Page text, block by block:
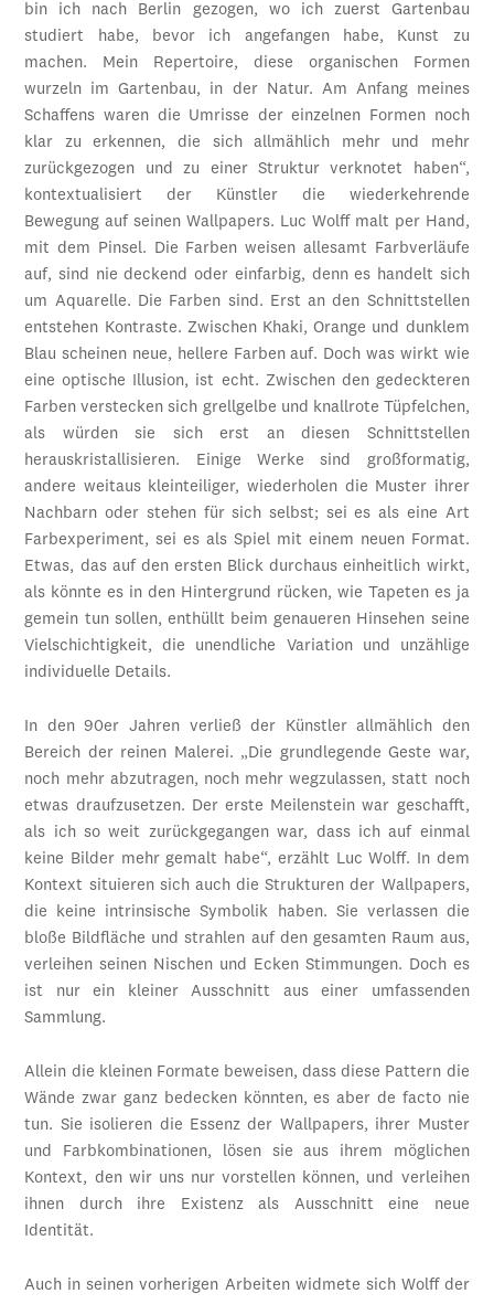
bin ich nach Berlin gezogen, wo ich zuerst Gartenbau
studiert habe, bevor ich angefangen habe, Kunst zu
machen. Mein Repertoire, diese organischen Formen
wurzeln im Gartenbau, in der Natur. Am Anfang meines
Schaffens waren die Umrisse der einzelnen Formen noch
klar zu erkennen, die sich allmählich mehr und mehr
zurückgezogen und zu einer Struktur verknotet haben“,
kontextualisiert der Künstler die wiederkehrende
Bewegung auf seinen Wallpapers. Luc Wolff malt per Hand,
mit dem Pinsel. Die Farben weisen allesamt Farbverläufe
auf, sind nie deckend oder einfarbig, denn es handelt sich
um Aquarelle. Die Farben sind. Erst an den Schnittstellen
entstehen Kontraste. Zwischen Khaki, Orange und dunklem
Blau scheinen neue, hellere Farben auf. Doch was wirkt wie
eine optische Illusion, ist echt. Zwischen den gedeckteren
Farben verstecken sich grellgelbe und knallrote Tüpfelchen,
als würden sie sich erst an diesen Schnittstellen
herauskristallisieren. Einige Werke sind großformatig,
andere weitaus kleinteiliger, wiederholen die Muster ihrer
Nachbarn oder stehen für sich selbst; sei es als eine Art
Farbexperiment, sei es als Spiel mit einem neuen Format.
Etwas, das auf den ersten Blick durchaus einheitlich wirkt,
als könnte es in den Hintergrund rücken, wie Tapeten es ja
gemein tun sollen, enthüllt beim genaueren Hinsehen seine
Vielschichtigkeit, die unendliche Variation und unzählige
individuelle Details.
In den 90er Jahren verließ der Künstler allmählich den
Bereich der reinen Malerei. „Die grundlegende Geste war,
noch mehr abzutragen, noch mehr wegzulassen, statt noch
etwas draufzusetzen. Der erste Meilenstein war geschafft,
als ich so weit zurückgegangen war, dass ich auf einmal
keine Bilder mehr gemalt habe“, erzählt Luc Wolff. In dem
Kontext situieren sich auch die Strukturen der Wallpapers,
die keine intrinsische Symbolik haben. Sie verlassen die
bloße Bildfläche und strahlen auf den gesamten Raum aus,
verleihen seinen Nischen und Ecken Stimmungen. Doch es
ist nur ein kleiner Ausschnitt aus einer umfassenden
Sammlung.
Allein die kleinen Formate beweisen, dass diese Pattern die
Wände zwar ganz bedecken könnten, es aber de facto nie
tun. Sie isolieren die Essenz der Wallpapers, ihrer Muster
und Farbkombinationen, lösen sie aus ihrem möglichen
Kontext, den wir uns nur vorstellen können, und verleihen
ihnen durch ihre Existenz als Ausschnitt eine neue
Identität.
Auch in seinen vorherigen Arbeiten widmete sich Wolff der